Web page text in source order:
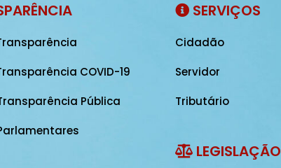
COVID-19
Pública
SERVIÇOS
Cidadão
Servidor
Tributário
LEGISLAÇÃO